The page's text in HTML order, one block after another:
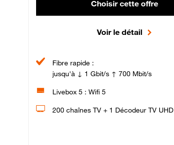
Choisir cette offre
Voir le détail
Fibre rapide :
jusqu'à ↓ 1 Gbit/s ↑ 700 Mbit/s
Livebox 5 : Wifi 5
200 chaînes TV + 1 Décodeur TV UHD